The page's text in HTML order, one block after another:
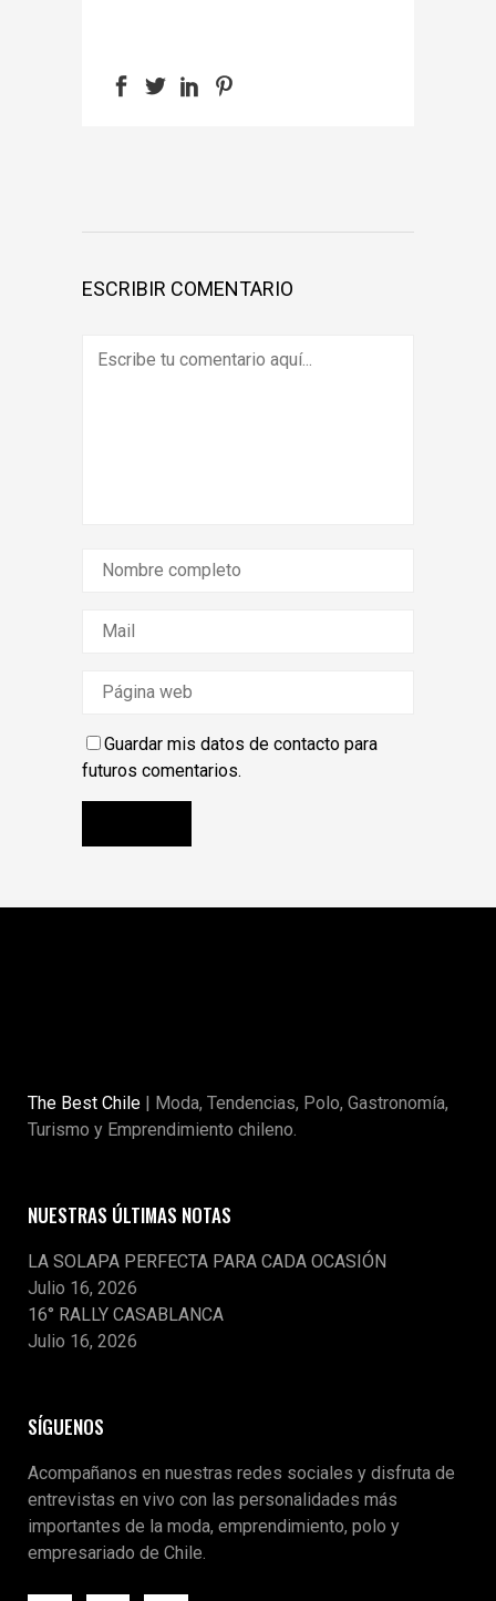
ESCRIBIR COMENTARIO
Guardar mis datos de contacto para
futuros comentarios.
The Best Chile | Moda, Tendencias, Polo, Gastronomía,
Turismo y Emprendimiento chileno.
NUESTRAS ÚLTIMAS NOTAS
LA SOLAPA PERFECTA PARA CADA OCASIÓN
Julio 16, 2026
16° RALLY CASABLANCA
Julio 16, 2026
SÍGUENOS
Acompañanos en nuestras redes sociales y disfruta de
entrevistas en vivo con las personalidades más
importantes de la moda, emprendimiento, polo y
empresariado de Chile.